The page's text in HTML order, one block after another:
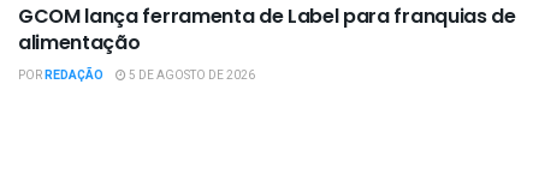
GCOM lança ferramenta de Label para franquias de
alimentação
PORREDAÇÃO 5 DE AGOSTO DE 2026